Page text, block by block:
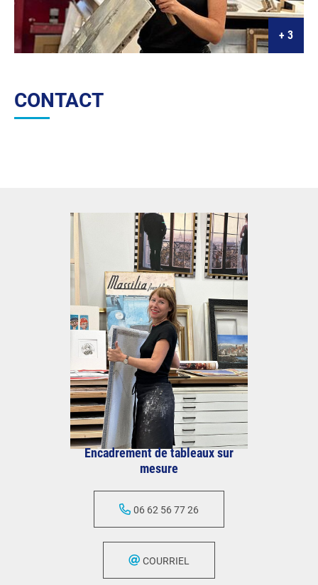
CONTACT
Caroline Cresteaux
Encadrement de tableaux sur
mesure
06 62 56 77 26
COURRIEL